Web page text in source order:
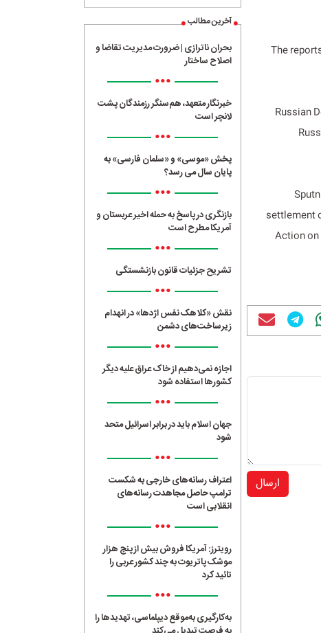
The
Russian
settlement
Action
ارسال
آخرین مطالب
بحران ناترازی | ضرورت مدیریت تقاضا و
اصلاح ساختار
•••
خبرنگار متعهد، هم‌سنگر رزمندگان پشت
لانچر است
•••
پخش «موسی» و «سلمان فارسی» به
پایان سال می رسد؟
•••
بازنگری در پاسخ به حمله اخیر عربستان و
آمریکا مطرح است
•••
تشریح جزئیات قانون بازنشستگی
•••
نقش «کلاهک نفس اژدها» در انهدام
زیرساخت‌های دشمن
•••
اجازه نمی‌دهیم از خاک عراق علیه دیگر
کشورها استفاده شود
•••
جهان اسلام باید در برابر اسرائیل متحد
شود
•••
اعتراف رسانه‌های خارجی به شکست
ترامپ حاصل مجاهدت رسانه‌های
انقلابی است
•••
رویترز: آمریکا فروش بیش از پنج هزار
موشک پاتریوت به چند کشور عربی را
تائید کرد
•••
به‌کارگیری به‌موقع دیپلماسی، تهدیدها را